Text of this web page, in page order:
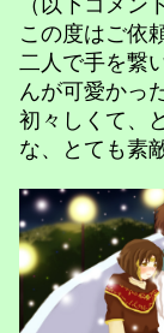
この度はご依
二人で手を繋
んが可愛かっ
初々しくて、
な、とても素